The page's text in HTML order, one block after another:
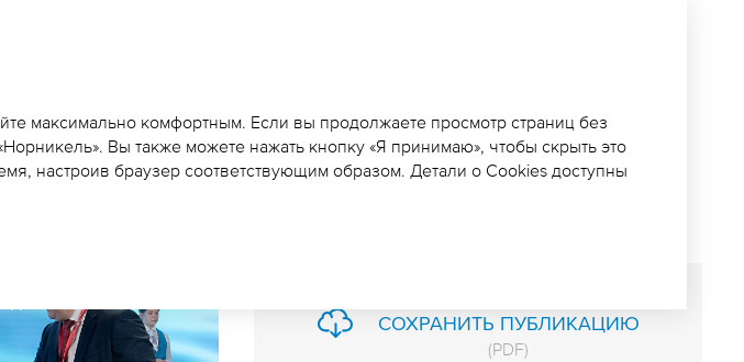
В РОССИИ СДЕЛКУ ПО
ЕДИНИЦ
СОХРАНИТЬ ПУБЛИКАЦИЮ
(PDF)
максимально комфортным. Если вы продолжаете просмотр страниц без
Вы также можете нажать кнопку «Я принимаю», чтобы скрыть это
настроив браузер соответствующим образом. Детали о Cookies доступны